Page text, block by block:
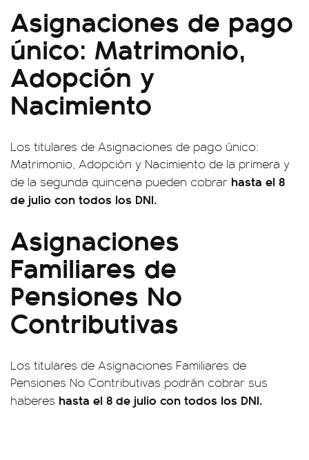
Asignaciones de pago
único: Matrimonio,
Adopción y
Nacimiento
Los titulares de Asignaciones de pago único:
Matrimonio, Adopción y Nacimiento de la primera y
de la segunda quincena pueden cobrar hasta el 8
de julio con todos los DNI.
Asignaciones
Familiares de
Pensiones No
Contributivas
Los titulares de Asignaciones Familiares de
Pensiones No Contributivas podrán cobrar sus
haberes hasta el 8 de julio con todos los DNI.